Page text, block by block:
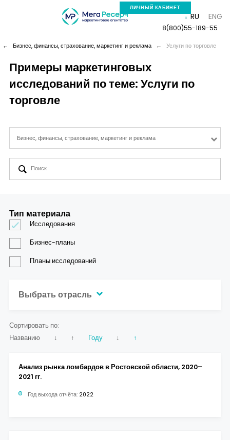
ЛИЧНЫЙ КАБИНЕТ
Компания
Новая реальность
Кейсы
Контакты
RU ENG
8(800)55-189-55
← Бизнес, финансы, страхование, маркетинг и реклама ← Услуги по торговле
Примеры маркетинговых
исследований по теме: Услуги по
торговле
Бизнес, финансы, страхование, маркетинг и реклама
Сортировать по:
Названию
↓ ↑ Году ↓ ↑
Анализ рынка ломбардов в Ростовской области, 2020–
2021 гг.
Год выхода отчёта: 2022
Тип материала
Исследования
Бизнес-планы
Планы исследований
Выбрать отрасль